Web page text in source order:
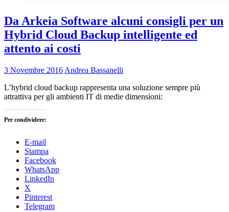
Da Arkeia Software alcuni consigli per un
Hybrid Cloud Backup intelligente ed
attento ai costi
3 Novembre 2016 Andrea Bassanelli
L’hybrid cloud backup rappresenta una soluzione sempre più
attrattiva per gli ambienti IT di medie dimensioni:
Per condividere:
E-mail
Stampa
Facebook
WhatsApp
LinkedIn
X
Pinterest
Telegram